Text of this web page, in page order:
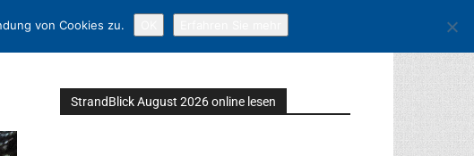
StrandBlick August 2026 online lesen
von Cookies zu.